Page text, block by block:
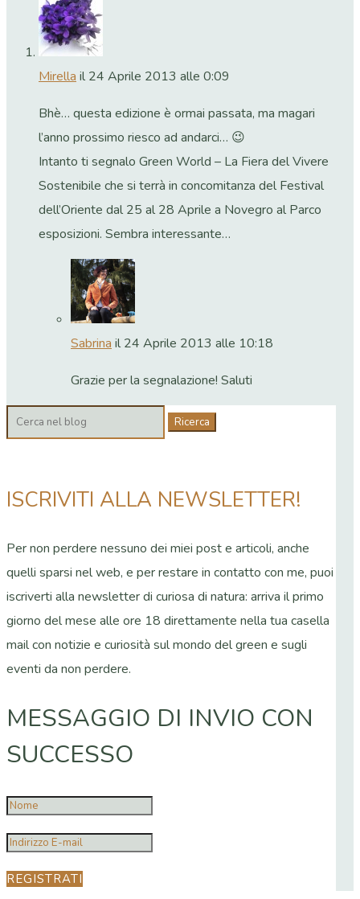
Mirellail 24 Aprile 2013 alle 0:09
Bhè… questa edizione è ormai passata, ma magari
l’anno prossimo riesco ad andarci… 😉
Intanto ti segnalo Green World – La Fiera del Vivere
Sostenibile che si terrà in concomitanza del Festival
dell’Oriente dal 25 al 28 Aprile a Novegro al Parco
esposizioni. Sembra interessante…
Sabrinail 24 Aprile 2013 alle 10:18
Grazie per la segnalazione! Saluti
Cerca:
ISCRIVITI ALLA NEWSLETTER!
Per non perdere nessuno dei miei post e articoli, anche
quelli sparsi nel web, e per restare in contatto con me, puoi
iscriverti alla newsletter di curiosa di natura: arriva il primo
giorno del mese alle ore 18 direttamente nella tua casella
mail con notizie e curiosità sul mondo del green e sugli
eventi da non perdere.
MESSAGGIO DI INVIO CON
SUCCESSO
REGISTRATI